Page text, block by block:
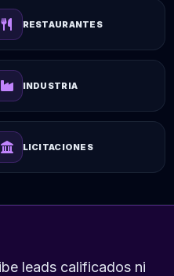
RESTAURANTES
INDUSTRIA
LICITACIONES
leads calificados ni